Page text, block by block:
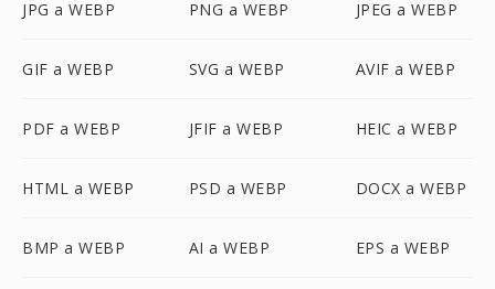
JPG a WEBP PNG a WEBP JPEG a WEBP
GIF a WEBP SVG a WEBP AVIF a WEBP
PDF a WEBP JFIF a WEBP HEIC a WEBP
HTML a WEBP PSD a WEBP DOCX a WEBP
BMP a WEBP AI a WEBP EPS a WEBP